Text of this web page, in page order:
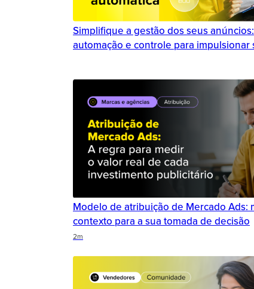
Simplifique a gestão dos seus anúncios:
automação e controle para impulsionar
Modelo de atribuição de Mercado Ads:
contexto para a sua tomada de decisão
2m